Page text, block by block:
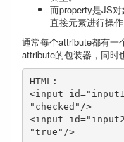
而property是JS
直接元素进行操
通常每个attribute都有一
attribute的包装器，同时
HTML:
<input
"checked"/>
<input
"true"/>